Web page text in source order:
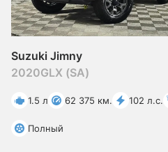
Suzuki Jimny
2020GLX (SA)
1.5 л 62 375 км. 102 л.с.
Полный